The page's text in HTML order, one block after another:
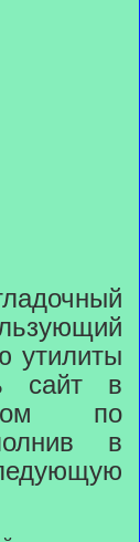
утилиты
сайт в
по
в